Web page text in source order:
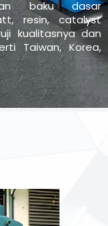
baku dasar
resin, catalyst
kualitasnya dan
Taiwan, Korea,